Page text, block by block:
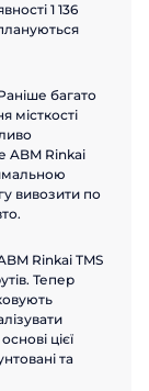
1 136
багато
місткості
ABM Rinkai
вивозити по
Rinkai TMS
Тепер
цієї
та